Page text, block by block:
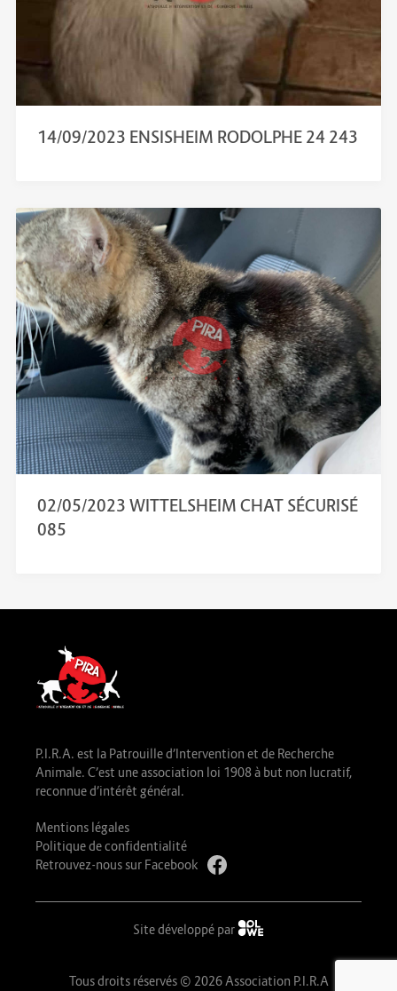
14/09/2023 ENSISHEIM RODOLPHE 24 243
02/05/2023 WITTELSHEIM CHAT SÉCURISÉ
085
P.I.R.A. est la Patrouille d’Intervention et de Recherche
Animale. C’est une association loi 1908 à but non lucratif,
reconnue d’intérêt général.
Mentions légales
Politique de confidentialité
Retrouvez-nous sur Facebook
Site développé par
Tous droits réservés © 2026 Association P.I.R.A